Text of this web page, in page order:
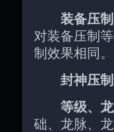
装备压
对装备压制
制效果相同。
封神压
等级、
础、龙脉、